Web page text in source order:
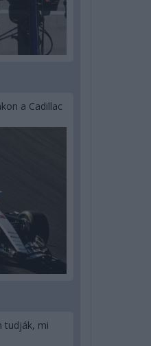
a Cadillac
tudják, mi